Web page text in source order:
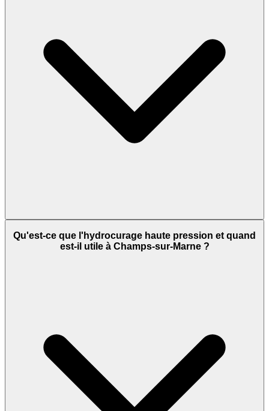
Qu'est-ce que l'hydrocurage haute pression et quand
est-il utile à Champs-sur-Marne ?